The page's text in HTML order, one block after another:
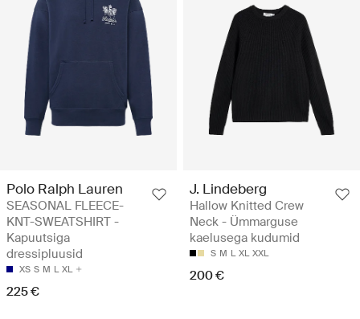
Polo Ralph Lauren
SEASONAL FLEECE-
KNT-SWEATSHIRT -
Kapuutsiga
dressipluusid
XS S M L XL
225 €
J. Lindeberg
Hallow Knitted Crew
Neck - Ümmarguse
kaelusega kudumid
S M L XL XXL
200 €